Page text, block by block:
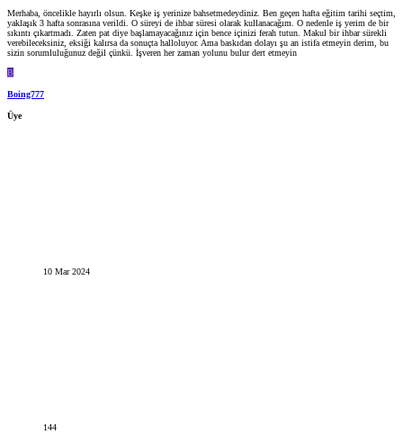
Merhaba, öncelikle hayırlı olsun. Keşke iş yerinize bahsetmedeydiniz. Ben geçen hafta eğitim tarihi seçtim,
yaklaşık 3 hafta sonrasına verildi. O süreyi de ihbar süresi olarak kullanacağım. O nedenle iş yerim de bir
sıkıntı çıkartmadı. Zaten pat diye başlamayacağınız için bence içinizi ferah tutun. Makul bir ihbar sürekli
verebileceksiniz, eksiği kalırsa da sonuçta halloluyor. Ama baskıdan dolayı şu an istifa etmeyin derim, bu
sizin sorumluluğunuz değil çünkü. İşveren her zaman yolunu bulur dert etmeyin
B
Boing777
Üye
10 Mar 2024
144